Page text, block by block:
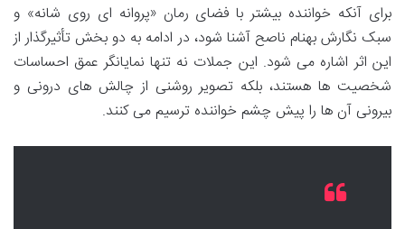
برای آنکه خواننده بیشتر با فضای رمان «پروانه ای روی شانه» و
سبک نگارش بهنام ناصح آشنا شود، در ادامه به دو بخش تأثیرگذار از
این اثر اشاره می شود. این جملات نه تنها نمایانگر عمق احساسات
شخصیت ها هستند، بلکه تصویر روشنی از چالش های درونی و
بیرونی آن ها را پیش چشم خواننده ترسیم می کنند.